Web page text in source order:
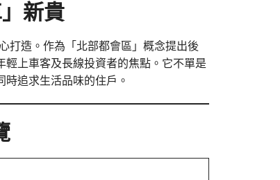
新貴
打造。作為「北部都會區」概念提出後
上車客及長線投資者的焦點。它不單是
追求生活品味的住戶。